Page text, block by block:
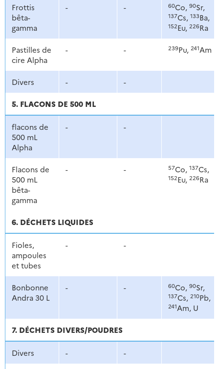
Frottis
bêta-
gamma
- - 60Co, 90Sr,
137Cs, 133Ba,
152Eu, 226Ra
Pastilles de
cire Alpha
- - 239Pu, 241Am
Divers - -
5. FLACONS DE 500 ML
flacons de
500 mL
Alpha
- -
Flacons de
500 mL
bêta-
gamma
- - 57Co, 137Cs,
152Eu, 226Ra
6. DÉCHETS LIQUIDES
Fioles,
ampoules
et tubes
- -
Bonbonne
Andra 30 L
- - 60Co, 90Sr,
137Cs, 210Pb,
241Am, U
7. DÉCHETS DIVERS/POUDRES
Divers - -